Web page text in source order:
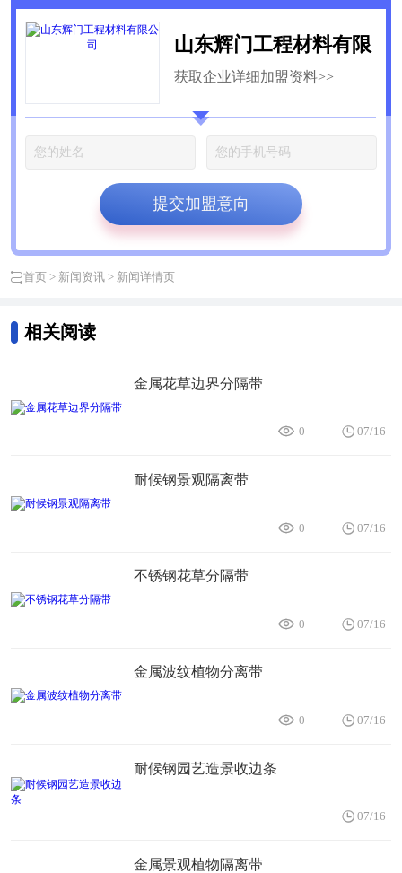
山东辉门工程材料有限
公司
获取企业详细加盟资料>>
提交加盟意向
首页> 新闻资讯> 新闻详情页
相关阅读
金属花草边界分隔带
0 07/16
耐候钢景观隔离带
0 07/16
不锈钢花草分隔带
0 07/16
金属波纹植物分离带
0 07/16
耐候钢园艺造景收边条
07/16
金属景观植物隔离带